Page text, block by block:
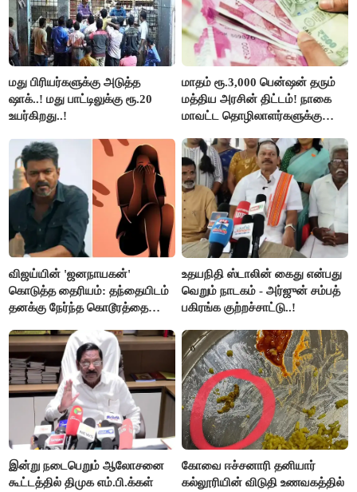
மது பிரியர்களுக்கு அடுத்த
ஷாக்..! மது பாட்டிலுக்கு ரூ.20
உயர்கிறது..!
மாதம் ரூ.3,000 பென்ஷன் தரும்
மத்திய அரசின் திட்டம்! நாகை
மாவட்ட தொழிலாளர்களுக்கு
செய்தி!
விஜய்யின் 'ஜனநாயகன்'
கொடுத்த தைரியம்: தந்தையிடம்
தனக்கு நேர்ந்த கொடூரத்தை
உதயநிதி ஸ்டாலின் கைது என்பது
வெறும் நாடகம் - அர்ஜுன் சம்பத்
பகிரங்க குற்றச்சாட்டு..!
இன்று நடைபெறும் ஆலோசனை
கூட்டத்தில் திமுக எம்.பி.க்கள்
கோவை ஈச்சனாரி தனியார்
கல்லூரியின் விடுதி உணவகத்தில்